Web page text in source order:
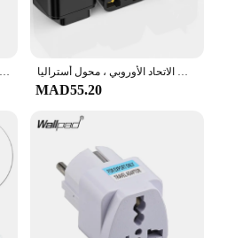
MAD55.20